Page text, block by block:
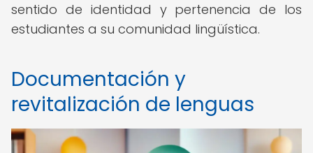
sentido de identidad y pertenencia de los
estudiantes a su comunidad lingüística.
Documentación y
revitalización de lenguas